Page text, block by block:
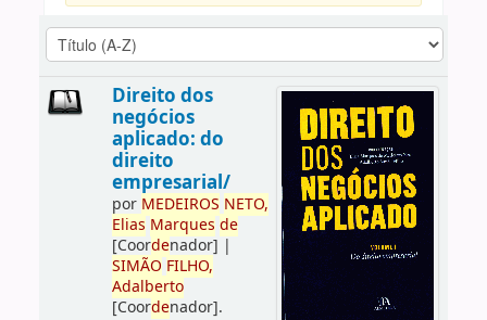
Direito dos
negócios
aplicado: do
direito
empresarial/
por MEDEIROS NETO,
Elias Marques de
[Coordenador] |
SIMÃO FILHO,
Adalberto
[Coordenador].